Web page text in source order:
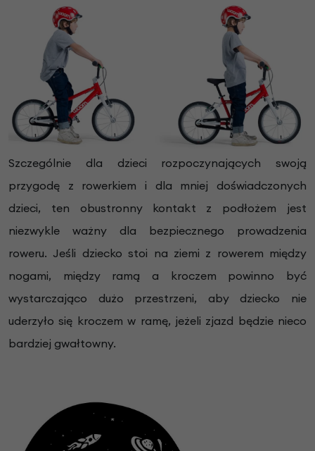
Szczególnie dla dzieci rozpoczynających swoją
przygodę z rowerkiem i dla mniej doświadczonych
dzieci, ten obustronny kontakt z podłożem jest
niezwykle ważny dla bezpiecznego prowadzenia
roweru. Jeśli dziecko stoi na ziemi z rowerem między
nogami, między ramą a kroczem powinno być
wystarczająco dużo przestrzeni, aby dziecko nie
uderzyło się kroczem w ramę, jeżeli zjazd będzie nieco
bardziej gwałtowny.